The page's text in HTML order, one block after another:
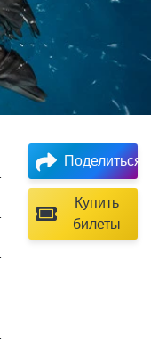
Поделиться
Купить
билеты